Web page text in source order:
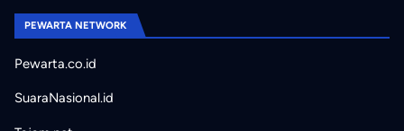
PEWARTA NETWORK
Pewarta.co.id
SuaraNasional.id